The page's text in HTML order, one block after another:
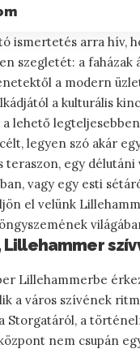
ismertetés arra hív,
szegletét: a faházak
a modern
a kulturális
lehető
legyen szó akár
teraszon, egy délutáni
vagy egy esti
el velünk
Lillehammer
Lillehammerbe
a város szívének
Storgatáról, a
nem csupán